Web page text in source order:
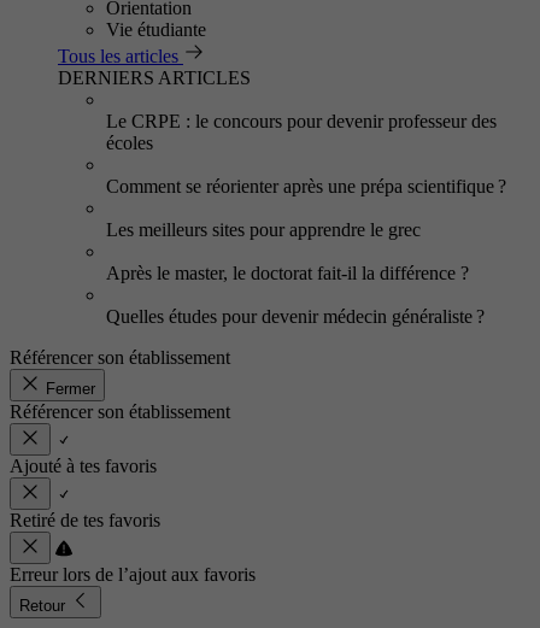
Orientation
Vie étudiante
Tous les articles
DERNIERS ARTICLES
Le CRPE : le concours pour devenir professeur des
écoles
Comment se réorienter après une prépa scientifique ?
Les meilleurs sites pour apprendre le grec
Après le master, le doctorat fait-il la différence ?
Quelles études pour devenir médecin généraliste ?
Référencer son établissement
Fermer
Référencer son établissement
Ajouté à tes favoris
Retiré de tes favoris
Erreur lors de l’ajout aux favoris
Retour